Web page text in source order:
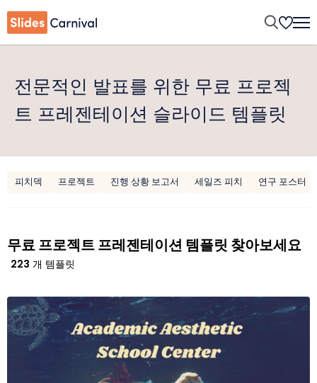
전문적인 발표를 위한 무료 프로젝
트 프레젠테이션 슬라이드 템플릿
피치덱 프로젝트 진행 상황 보고서 세일즈 피치 연구 포스터
무료 프로젝트 프레젠테이션 템플릿 찾아보세요
223 개 템플릿